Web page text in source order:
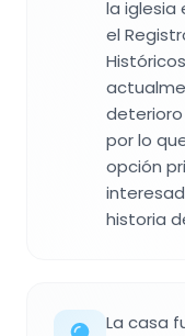
la iglesia
el
por lo
opción
historia
La casa